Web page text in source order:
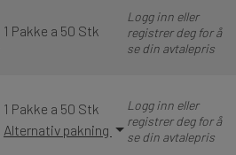
1 Pakke a 50 Stk
Logg inn eller
registrer deg for å
se din avtalepris
1 Pakke a 50 Stk
Alternativ pakning
Logg inn eller
registrer deg for å
se din avtalepris